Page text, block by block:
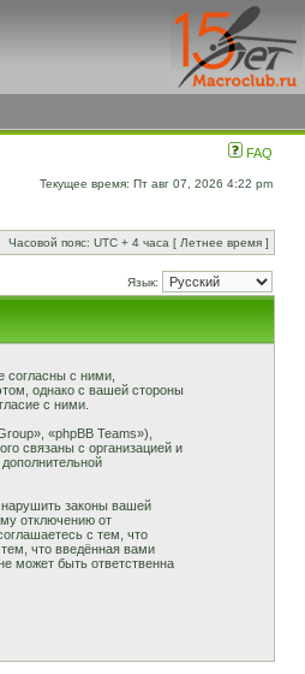
FAQ
Текущее время: Пт авг 07, 2026 4:22 pm
Часовой пояс: UTC + 4 часа [ Летнее время ]
Язык:
с ними,
однако с вашей стороны
с ними.
«phpBB Teams»),
связаны с организацией и
законы вашей
отключению от
с тем, что
что введённая вами
может быть ответственна